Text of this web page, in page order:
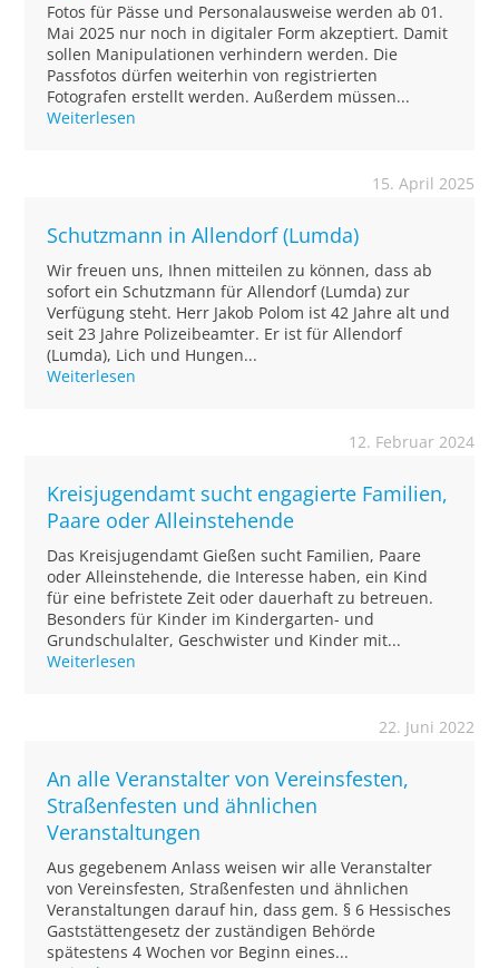
Fotos für Pässe und Personalausweise werden ab 01.
Mai 2025 nur noch in digitaler Form akzeptiert. Damit
sollen Manipulationen verhindern werden. Die
Passfotos dürfen weiterhin von registrierten
Fotografen erstellt werden. Außerdem müssen...
Weiterlesen
15. April 2025
Schutzmann in Allendorf (Lumda)
Wir freuen uns, Ihnen mitteilen zu können, dass ab
sofort ein Schutzmann für Allendorf (Lumda) zur
Verfügung steht. Herr Jakob Polom ist 42 Jahre alt und
seit 23 Jahre Polizeibeamter. Er ist für Allendorf
(Lumda), Lich und Hungen...
Weiterlesen
12. Februar 2024
Kreisjugendamt sucht engagierte Familien,
Paare oder Alleinstehende
Das Kreisjugendamt Gießen sucht Familien, Paare
oder Alleinstehende, die Interesse haben, ein Kind
für eine befristete Zeit oder dauerhaft zu betreuen.
Besonders für Kinder im Kindergarten- und
Grundschulalter, Geschwister und Kinder mit...
Weiterlesen
22. Juni 2022
An alle Veranstalter von Vereinsfesten,
Straßenfesten und ähnlichen
Veranstaltungen
Aus gegebenem Anlass weisen wir alle Veranstalter
von Vereinsfesten, Straßenfesten und ähnlichen
Veranstaltungen darauf hin, dass gem. § 6 Hessisches
Gaststättengesetz der zuständigen Behörde
spätestens 4 Wochen vor Beginn eines...